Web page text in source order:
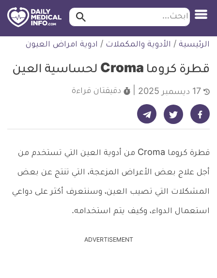
التخطي
للمحتوى
طبية
ابحث ابحث…
الرئيسية / الأدوية والمكملات / ادوية امراض العيون
قطرة كروما Croma لحساسية العين
دقيقتان قراءة
شارك على فيسبوك - ديلي ميديكال انفو شارك على تويتر - ديلي ميديكال انفو شارك على تيليجرام - ديلي ميديكال انفو
قطرة كروما Croma من أدوية العين التي تستخدم من
أجل علاج بعض الأعراض المزعجة، التي تنتج عن بعض
المشكلات التي تصيب العين، وسنتعرف أكثر على دواعي
استعمال الدواء، وكيف يتم استخدامه.
ADVERTISEMENT